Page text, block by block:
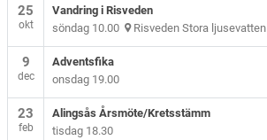
25
okt
Vandring i Risveden
söndag 10.00 Risveden Stora ljusevatten
9
dec
Adventsfika
onsdag 19.00
23
feb
Alingsås Årsmöte/Kretsstämm
tisdag 18.30